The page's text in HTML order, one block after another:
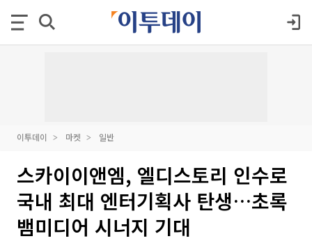
이투데이 마켓 일반
스카이이앤엠, 엘디스토리 인수로
국내 최대 엔터기획사 탄생…초록
뱀미디어 시너지 기대